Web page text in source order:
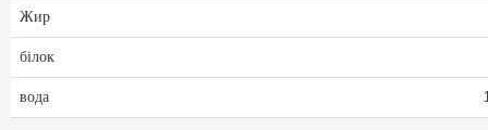
Жир
білок
вода